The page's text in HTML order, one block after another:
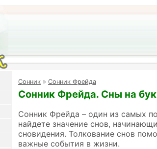
Cонник » Сонник Фрейда
Сонник Фрейда. Сны на
Сонник Фрейда – один из самых
найдете значение снов,
сновидения. Толкование снов
важные события в жизни.